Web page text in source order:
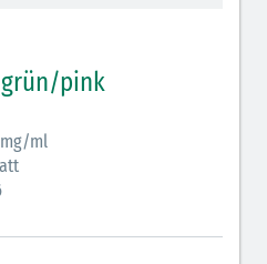
pink
mg/ml